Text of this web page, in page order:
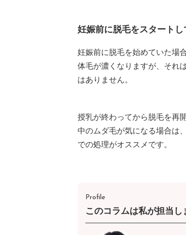
妊娠前に脱毛をスタートし
妊娠前に脱毛を始めていた場
体毛が濃くなりますが、それ
はありません。
授乳が終わってから脱毛を再
中のムダ毛が気になる場合は
での処理がオススメです。
Profile
このコラムは私が担当し